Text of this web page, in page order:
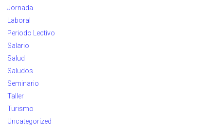
Jornada
Laboral
Periodo Lectivo
Salario
Salud
Saludos
Seminario
Taller
Turismo
Uncategorized